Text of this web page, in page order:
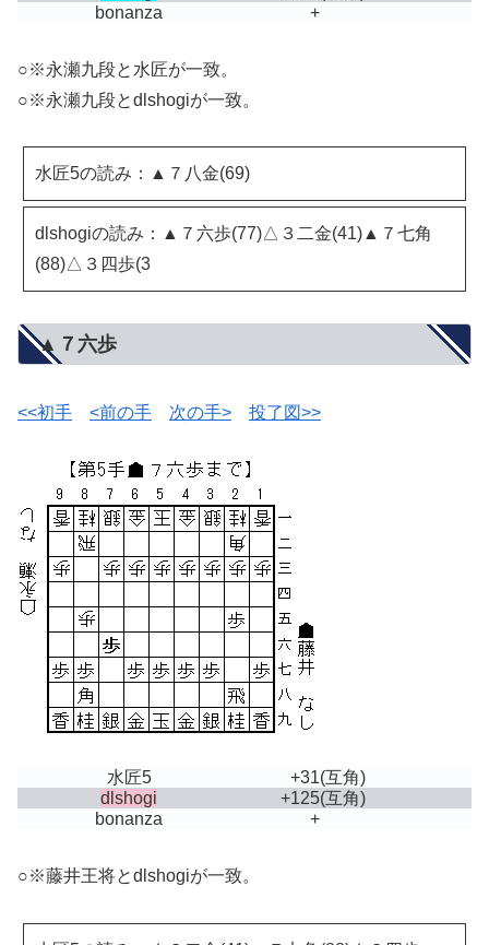
bonanza
+
○※永瀬九段と水匠が一致。
○※永瀬九段とdlshogiが一致。
水匠5の読み：▲７八金(69)
dlshogiの読み：▲７六歩(77)△３二金(41)▲７七角
(88)△３四歩(3
▲７六歩
<<初手 <前の手 次の手> 投了図>>
水匠5 +31(互角)
dlshogi
+125(互角)
bonanza
+
○※藤井王将とdlshogiが一致。